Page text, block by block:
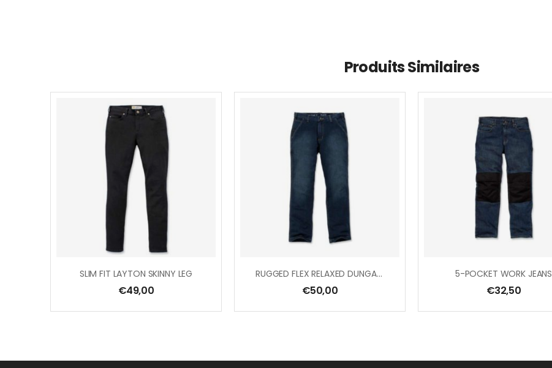
Produits Similaires
SLIM FIT LAYTON SKINNY LEG
€49,00
RUGGED FLEX RELAXED DUNGAREE JEAN
€50,00
5-POCKET WORK JEANS
€32,50